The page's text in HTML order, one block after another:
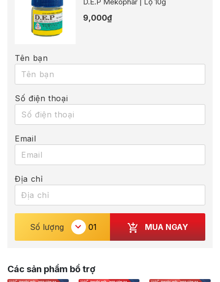
9,000₫
Tên bạn
Số điện thoại
Email
Địa chỉ
Số lượng MUA NGAY
Các sản phẩm bổ trợ